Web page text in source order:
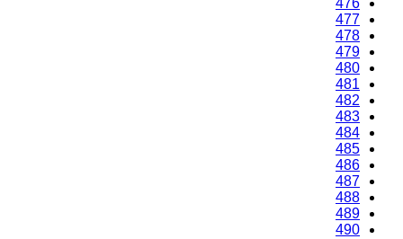
476
477
478
479
480
481
482
483
484
485
486
487
488
489
490